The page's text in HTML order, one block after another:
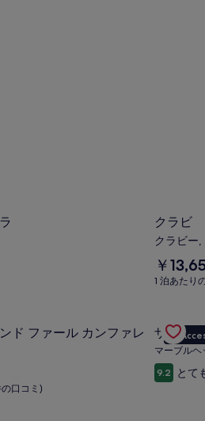
クラビ
クラビー,
泊
あ
の
平
均
料
￥
1 泊あたり
ド ファール カンファレ
口コミ)
Gallery
VIP
ザ ウェ
マーブルヘ
9.2 とて